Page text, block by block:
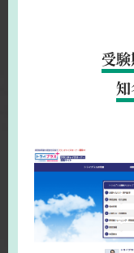
受験